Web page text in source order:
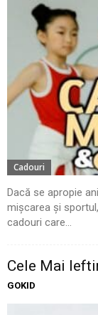
Cadouri
Dacă se apropie
mișcarea și
cadouri care...
Cele Mai
GOKID